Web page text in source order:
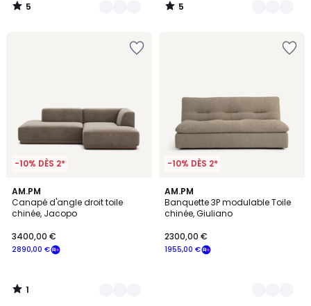
5
/
5
/
-10% DÈS 2*
AM.PM
Canapé d'angle droit toile
chinée, Jacopo
2890,00 €
3400,00 €
1
/
5
7
Couleurs
1
/
-10% DÈS 2*
AM.PM
Banquette 3P modulable Toile
chinée, Giuliano
1955,00 €
2300,00 €
7
Couleurs